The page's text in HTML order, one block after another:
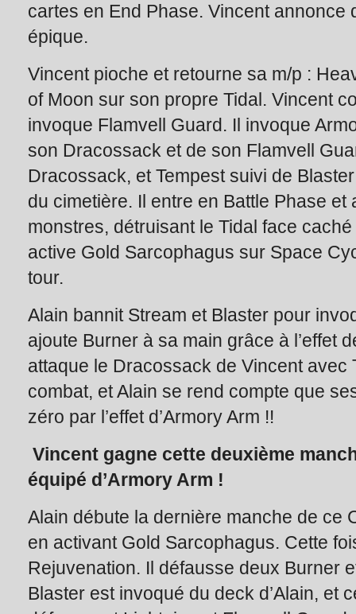
cartes en End Phase. Vincent
épique.
Vincent pioche et retourne sa m/p :
of Moon sur son propre Tidal. Vincent
invoque Flamvell Guard. Il invoque
son Dracossack et de son Flamvell
Dracossack, et Tempest suivi de
du cimetière. Il entre en Battle Phase
monstres, détruisant le Tidal face
active Gold Sarcophagus sur Space
tour.
Alain bannit Stream et Blaster pour
ajoute Burner à sa main grâce à l’effet
attaque le Dracossack de Vincent avec
combat, et Alain se rend compte que
zéro par l’effet d’Armory Arm !!
Vincent gagne cette deuxième
équipé d’Armory Arm !
Alain débute la dernière manche de ce
en activant Gold Sarcophagus. Cette
Rejuvenation. Il défausse deux Burner
Blaster est invoqué du deck d’Alain, et